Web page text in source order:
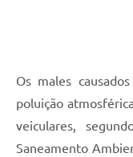
Os males
poluição
veiculares,
Saneamento